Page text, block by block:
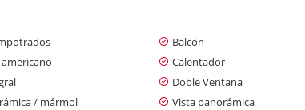
Balcón
Calentador
Doble Ventana
/ mármol Vista panorámica